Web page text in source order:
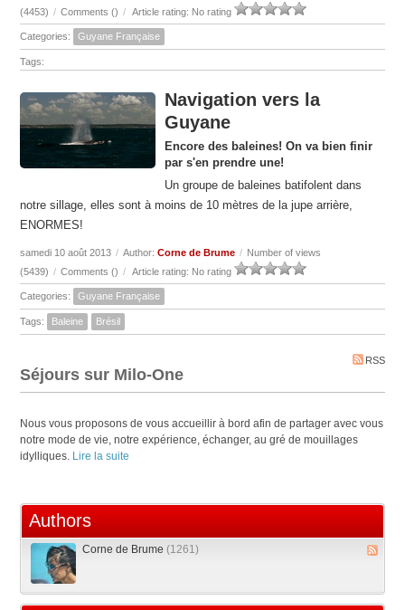
(4453) / Comments () / Article rating: No rating
Categories: Guyane Française
Tags:
Navigation vers la
Guyane
Encore des baleines! On va bien finir
par s'en prendre une!
Un groupe de baleines batifolent dans
notre sillage, elles sont à moins de 10 mètres de la jupe arrière,
ENORMES!
samedi 10 août 2013 / Author:Corne de Brume / Number of views
(5439) / Comments () / Article rating: No rating
Categories: Guyane Française
Tags: Baleine Brésil
RSS
Séjours sur Milo-One
Nous vous proposons de vous accueillir à bord afin de partager avec vous
notre mode de vie, notre expérience, échanger, au gré de mouillages
idylliques. Lire la suite
Authors
Corne de Brume (1261)